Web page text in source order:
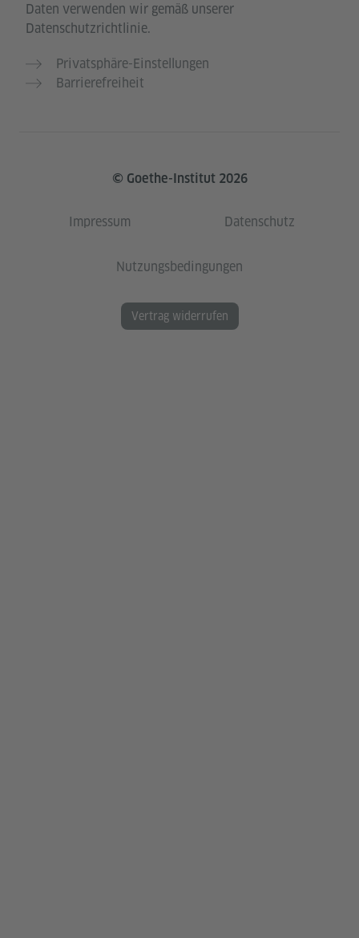
Daten verwenden wir gemäß unserer
Datenschutzrichtlinie.
Privatsphäre-Einstellungen
Barrierefreiheit
© Goethe-Institut 2026
Impressum Datenschutz
Nutzungsbedingungen
Vertrag widerrufen